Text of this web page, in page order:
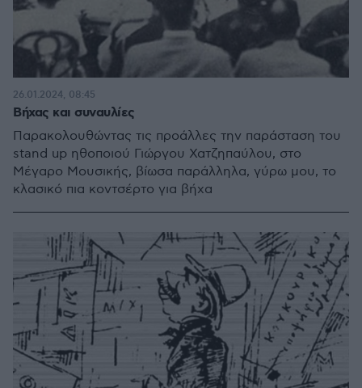
Βήχας και συναυλίες
Παρακολουθώντας τις προάλλες την παράσταση του
stand up ηθοποιού Γιώργου Χατζηπαύλου, στο
Μέγαρο Μουσικής, βίωσα παράλληλα, γύρω μου, το
κλασικό πια κοντσέρτο για βήχα
26.01.2024, 08:45